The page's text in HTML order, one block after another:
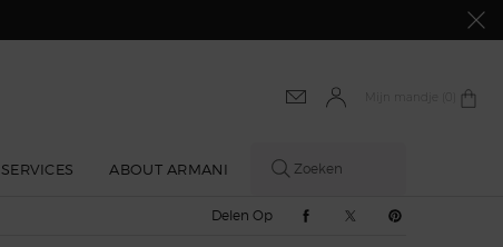
Mijn mandje
0 product
SERVICES ABOUT ARMANI Zoeken
Delen Op Delen Op Facebook
Delen Op Twitter
Delen Op